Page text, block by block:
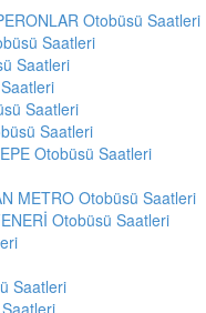
Otobüsü Saatleri
Saatleri
Saatleri
Saatleri
Saatleri
Otobüsü Saatleri
METRO Otobüsü Saatleri
Otobüsü Saatleri
Saatleri